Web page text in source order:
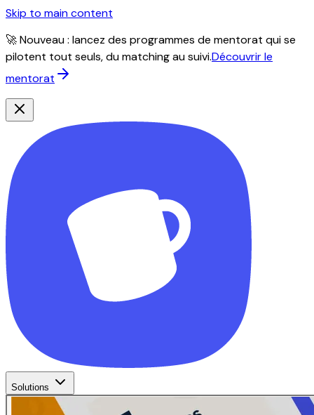
Skip to main content
🚀 Nouveau : lancez des programmes de mentorat qui se
pilotent tout seuls, du matching au suivi.Découvrir le
mentorat
Solutions